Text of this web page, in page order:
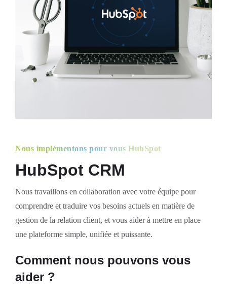
Nous implémentons pour vous HubSpot
HubSpot CRM
Nous travaillons en collaboration avec votre équipe pour
comprendre et traduire vos besoins actuels en matière de
gestion de la relation client, et vous aider à mettre en place
une plateforme simple, unifiée et puissante.
Comment nous pouvons vous
aider ?